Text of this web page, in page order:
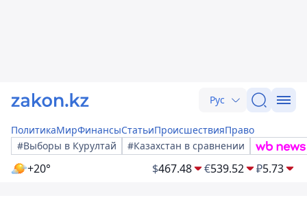
Рус
ПолитикаМирФинансыСтатьиПроисшествияПраво
#Выборы в Курултай
#Казахстан в сравнении
+20° $467.48 €539.52 ₽5.73